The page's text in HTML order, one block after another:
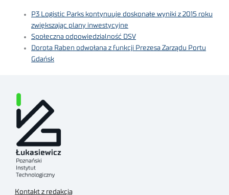
P3 Logistic Parks kontynuuje doskonałe wyniki z 2015 roku
zwiększając plany inwestycyjne
Społeczna odpowiedzialność DSV
Dorota Raben odwołana z funkcji Prezesa Zarządu Portu
Gdańsk
Kontakt z redakcją